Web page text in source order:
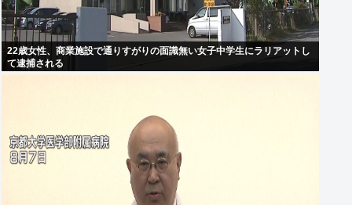
22歳女性、商業施設で通りすがりの面識無い女子中学生にラリアットし
て逮捕される